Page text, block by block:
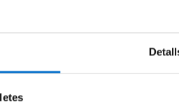
del Simposi
'Imatges del poder a la